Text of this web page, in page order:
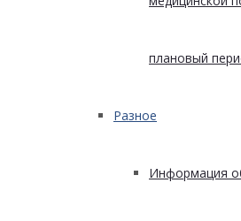
плановый
Разное
Информация